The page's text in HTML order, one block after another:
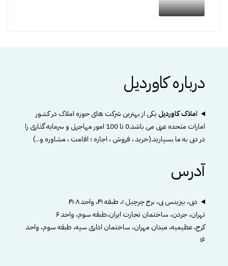
درباره کاوردیل
املاک کاوردیلیکی از بهترین شرکت های حوزه املاک در کشور
امارات متحده عربی می باشد.0 تا 100 امور مهاجرتی و سرمایه گذاری را
در دبی به ما بسپارید.(خرید ، فروش ، اجاره ؛ اقامت ، مشاوره و...)
آدرس
دبی، بیزینس بی، برج چرچیل ۱، طبقه ۴۱، واحد ۴۱۰۸
تهران، جردن، ساختمان تجارت ایران،طبقه سوم، واحد ۶
کرج، عظیمیه، میدان مهران، ساختمان اداری سپه، طبقه سوم، واحد
۱۶